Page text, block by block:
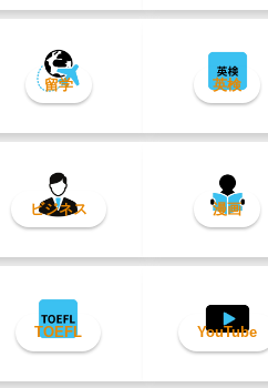
留学 英検
ビジネス 漫画
TOEFL YouTube